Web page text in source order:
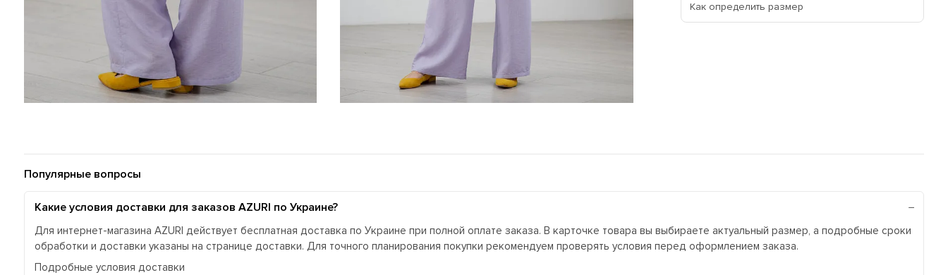
Как определить размер
Популярные вопросы
Какие условия доставки для заказов AZURI по Украине?
Для интернет-магазина AZURI действует бесплатная доставка по Украине при полной оплате заказа. В карточке товара вы выбираете актуальный размер, а подробные сроки
обработки и доставки указаны на странице доставки. Для точного планирования покупки рекомендуем проверять условия перед оформлением заказа.
Подробные условия доставки